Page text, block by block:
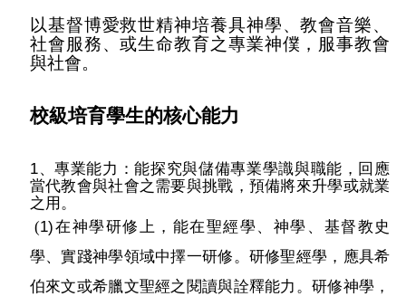
以基督博愛救世精神培養具神學、教會音樂、
社會服務、或生命教育之專業神僕，服事教會
與社會。
校級培育學生的核心能力
1、專業能力：能探究與儲備專業學識與職能，回應
當代教會與社會之需要與挑戰，預備將來升學或就業
之用。
(1)在神學研修上，能在聖經學、神學、基督教史
學、實踐神學領域中擇一研修。研修聖經學，應具希
伯來文或希臘文聖經之閱讀與詮釋能力。研修神學，